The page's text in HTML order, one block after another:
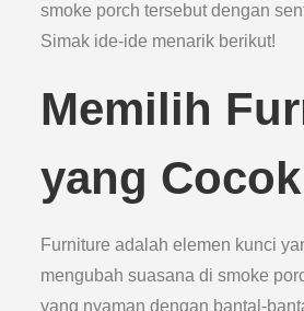
smoke porch tersebut dengan
Simak ide-ide menarik berikut!
Memilih
yang Cocok
Furniture adalah elemen kunci
mengubah suasana di smoke
yang nyaman dengan bantal-